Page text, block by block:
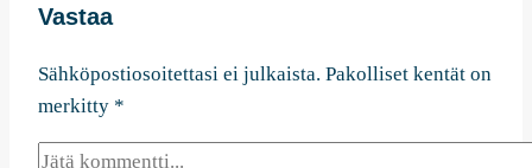
Vastaa
Sähköpostiosoitettasi ei julkaista. Pakolliset kentät on
merkitty *